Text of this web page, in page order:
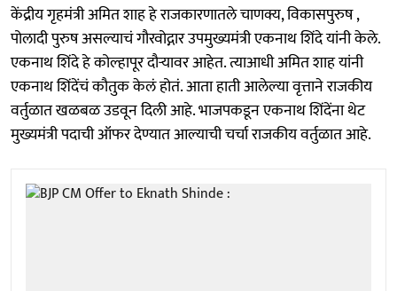
केंद्रीय गृहमंत्री अमित शाह हे राजकारणातले चाणक्य, विकासपुरुष ,
पोलादी पुरुष असल्याचं गौरवोद्गार उपमुख्यमंत्री एकनाथ शिंदे यांनी केले.
एकनाथ शिंदे हे कोल्हापूर दौऱ्यावर आहेत. त्याआधी अमित शाह यांनी
एकनाथ शिंदेंचं कौतुक केलं होतं. आता हाती आलेल्या वृत्ताने राजकीय
वर्तुळात खळबळ उडवून दिली आहे. भाजपकडून एकनाथ शिंदेंना थेट
मुख्यमंत्री पदाची ऑफर देण्यात आल्याची चर्चा राजकीय वर्तुळात आहे.